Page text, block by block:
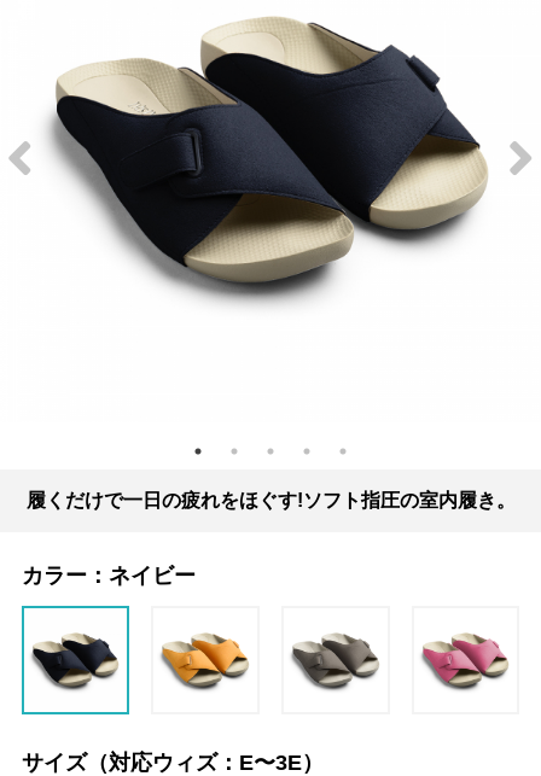
履くだけで一日の疲れをほぐす!ソフト指圧の室内履き。
カラー： ネイビー
サイズ（対応ウィズ：E〜3E）